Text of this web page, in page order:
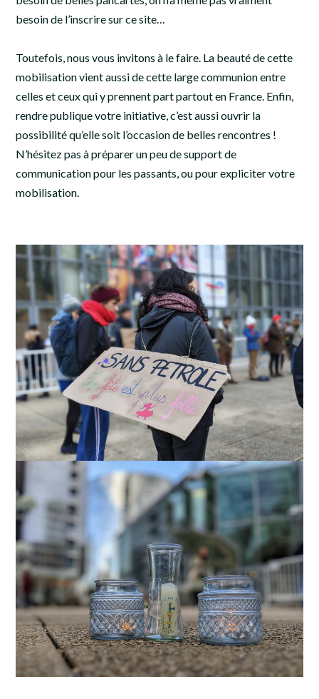
besoin de l’inscrire sur ce site…
Toutefois, nous vous invitons à le faire. La beauté de cette
mobilisation vient aussi de cette large communion entre
celles et ceux qui y prennent part partout en France. Enfin,
rendre publique votre initiative, c’est aussi ouvrir la
possibilité qu’elle soit l’occasion de belles rencontres !
N’hésitez pas à préparer un peu de support de
communication pour les passants, ou pour expliciter votre
mobilisation.